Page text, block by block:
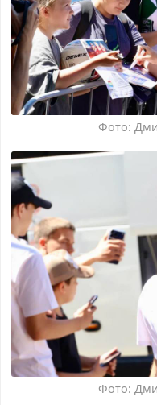
Фото:
Фото: